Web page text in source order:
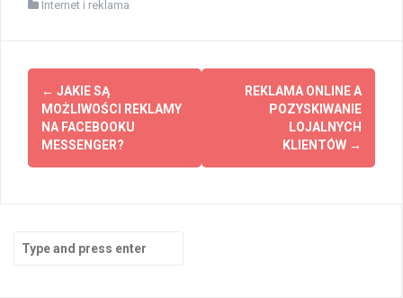
Internet i reklama
Post
navigation
← JAKIE SĄ
MOŻLIWOŚCI REKLAMY
NA FACEBOOKU
MESSENGER?
REKLAMA ONLINE A
POZYSKIWANIE
LOJALNYCH
KLIENTÓW →
for: